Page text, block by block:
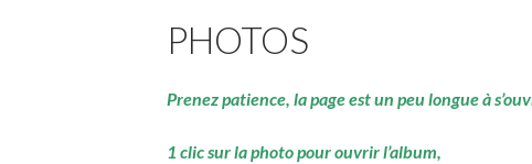
PHOTOS
Prenez patience, la page est un peu longue à
1 clic sur la photo pour ouvrir l’album,